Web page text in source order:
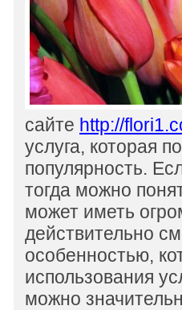
сайте http://
услуга, которая
популярность.
тогда можно
может иметь
действительно
особенностью,
использования
можно